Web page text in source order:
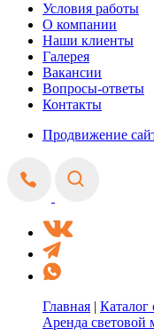
Условия работы
О компании
Наши клиенты
Галерея
Вакансии
Вопросы-ответы
Контакты
Продвижение
Главная | Каталог
Аренда световой